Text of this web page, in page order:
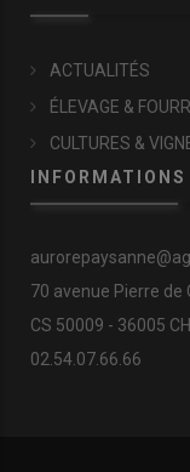
ACTUALITÉS
ÉLEVAGE &
CULTURES &
70 avenue Pierre de
CS 50009 - 36005
02.54.07.66.66